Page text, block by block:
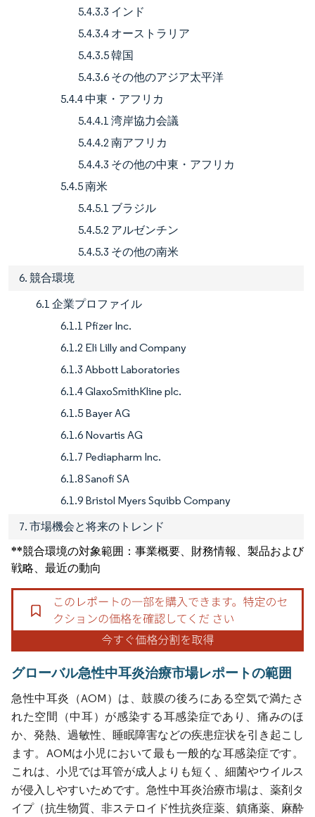
5.4.3.3 インド
5.4.3.4 オーストラリア
5.4.3.5 韓国
5.4.3.6 その他のアジア太平洋
5.4.4 中東・アフリカ
5.4.4.1 湾岸協力会議
5.4.4.2 南アフリカ
5.4.4.3 その他の中東・アフリカ
5.4.5 南米
5.4.5.1 ブラジル
5.4.5.2 アルゼンチン
5.4.5.3 その他の南米
6. 競合環境
6.1 企業プロファイル
6.1.1 Pfizer Inc.
6.1.2 Eli Lilly and Company
6.1.3 Abbott Laboratories
6.1.4 GlaxoSmithKline plc.
6.1.5 Bayer AG
6.1.6 Novartis AG
6.1.7 Pediapharm Inc.
6.1.8 Sanofi SA
6.1.9 Bristol Myers Squibb Company
7. 市場機会と将来のトレンド
**競合環境の対象範囲：事業概要、財務情報、製品および
戦略、最近の動向
グローバル急性中耳炎治療市場レポートの範囲
急性中耳炎（AOM）は、鼓膜の後ろにある空気で満たさ
れた空間（中耳）が感染する耳感染症であり、痛みのほ
か、発熱、過敏性、睡眠障害などの疾患症状を引き起こし
ます。AOMは小児において最も一般的な耳感染症です。
これは、小児では耳管が成人よりも短く、細菌やウイルス
が侵入しやすいためです。急性中耳炎治療市場は、薬剤タ
イプ（抗生物質、非ステロイド性抗炎症薬、鎮痛薬、麻酔